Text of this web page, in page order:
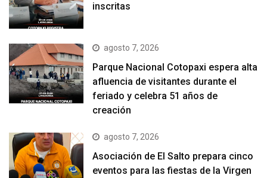
inscritas
agosto 7, 2026
Parque Nacional Cotopaxi espera alta
afluencia de visitantes durante el
feriado y celebra 51 años de
creación
agosto 7, 2026
Asociación de El Salto prepara cinco
eventos para las fiestas de la Virgen